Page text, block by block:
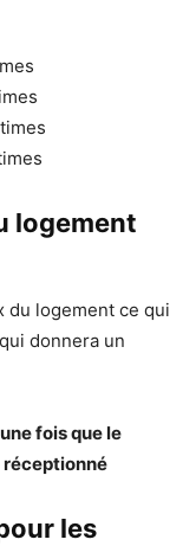
logement
du logement ce qui
donnera un
fois que le
les